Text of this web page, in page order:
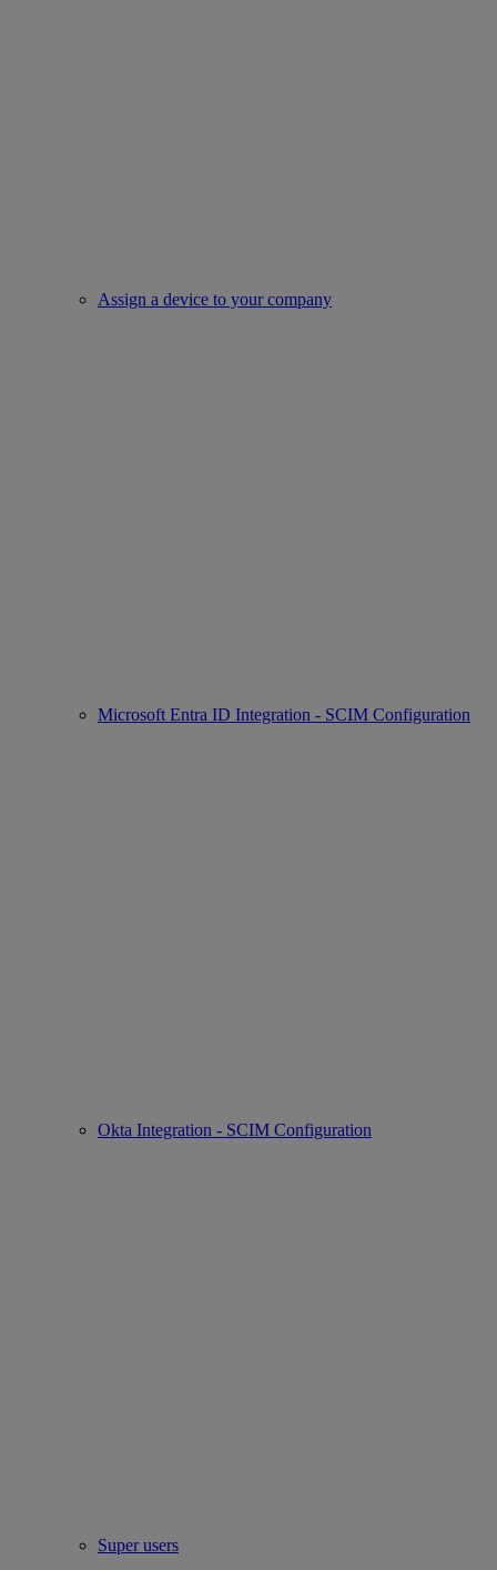
Assign a device to your company
Microsoft Entra ID Integration - SCIM Configuration
Okta Integration - SCIM Configuration
Super users